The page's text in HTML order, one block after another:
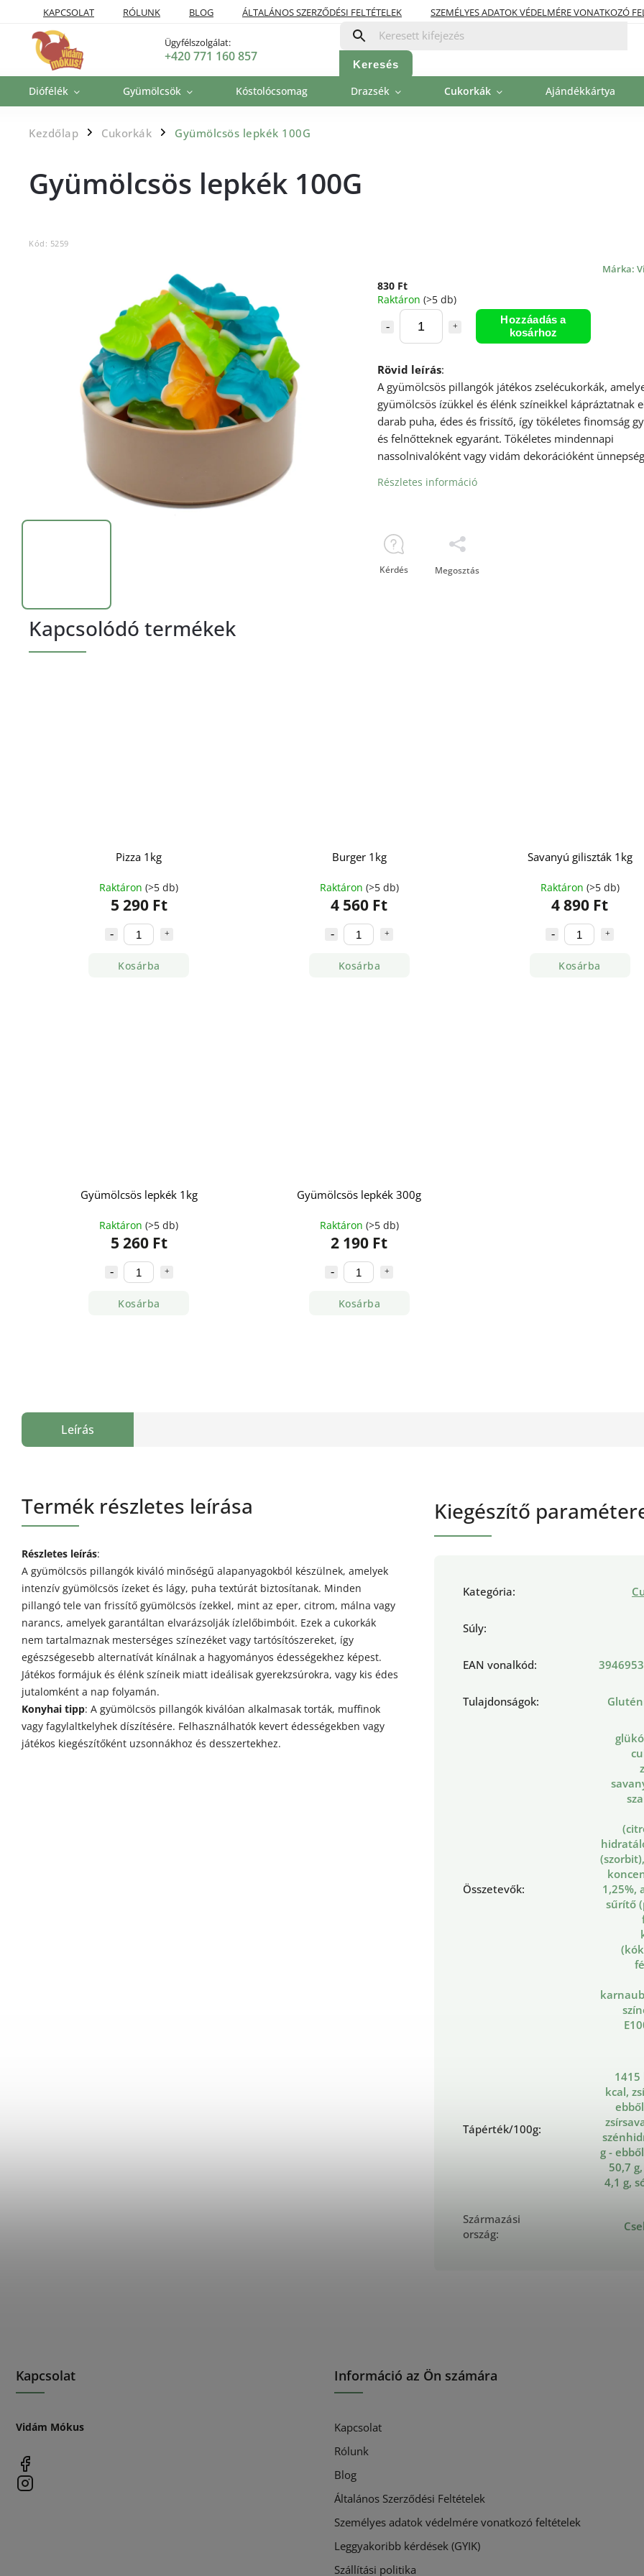
KAPCSOLAT RÓLUNK BLOG ÁLTALÁNOS SZERZŐDÉSI FELTÉTELEK SZEMÉLYES ADATOK VÉDELMÉRE VONATKOZÓ
SZÁLLÍTÁSI POLITIKA
FIZETÉSI LEHETŐSÉGEK
Ügyfélszolgálat:
+420 771 160 857
Keresés
Diófélék Gyümölcsök Kóstolócsomag Drazsék Cukorkák Ajándékkártya
Kezdőlap / Cukorkák / Gyümölcsös lepkék 100G
Gyümölcsös lepkék 100G
Kód: 5259
Márka:
830 Ft
Raktáron (>5 db)
Hozzáadás a
kosárhoz
Rövid leírás:
A gyümölcsös pillangók játékos zselécukorkák,
gyümölcsös ízükkel és élénk színeikkel kápráztatnak
darab puha, édes és frissítő, így tökéletes finomság
és felnőtteknek egyaránt. Tökéletes mindennapi
nassolnivalóként vagy vidám dekorációként
Részletes információ
Kérdés Megosztás
Kapcsolódó termékek
Pizza 1kg
Raktáron(>5 db)
5 290 Ft
Kosárba
Burger 1kg
Raktáron (>5 db)
4 560 Ft
Kosárba
Savanyú giliszták 1kg
Raktáron (>5 db)
4 890 Ft
Kosárba
Gyümölcsös lepkék 1kg
Raktáron(>5 db)
5 260 Ft
Kosárba
Gyümölcsös lepkék 300g
Raktáron (>5 db)
2 190 Ft
Kosárba
Leírás
Termék részletes leírása
Részletes leírás:
A gyümölcsös pillangók kiváló minőségű alapanyagokból készülnek, amelyek
intenzív gyümölcsös ízeket és lágy, puha textúrát biztosítanak. Minden
pillangó tele van frissítő gyümölcsös ízekkel, mint az eper, citrom, málna vagy
narancs, amelyek garantáltan elvarázsolják ízlelőbimbóit. Ezek a cukorkák
nem tartalmaznak mesterséges színezéket vagy tartósítószereket, így
egészségesebb alternatívát kínálnak a hagyományos édességekhez képest.
Játékos formájuk és élénk színeik miatt ideálisak gyerekzsúrokra, vagy kis édes
jutalomként a nap folyamán.
Konyhai tipp: A gyümölcsös pillangók kiválóan alkalmasak torták, muffinok
vagy fagylaltkelyhek díszítésére. Felhasználhatók kevert édességekben vagy
játékos kiegészítőként uzsonnákhoz és desszertekhez.
Kiegészítő
Kategória:
Súly:
EAN vonalkód:
Tulajdonságok:
Összetevők:
1,25%,
sűrítő
Tápérték/100g:
1415
kcal,
g -
50,7
4,1 g,
Származási
ország:
Kapcsolat
Vidám Mókus
Információ az Ön számára
Kapcsolat
Rólunk
Blog
Általános Szerződési Feltételek
Személyes adatok védelmére vonatkozó feltételek
Leggyakoribb kérdések (GYIK)
Szállítási politika